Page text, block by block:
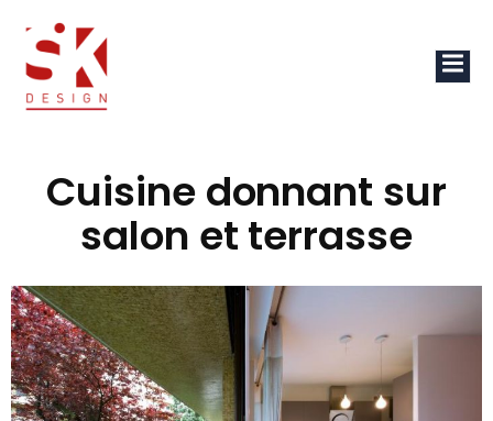
Cuisine donnant sur
salon et terrasse